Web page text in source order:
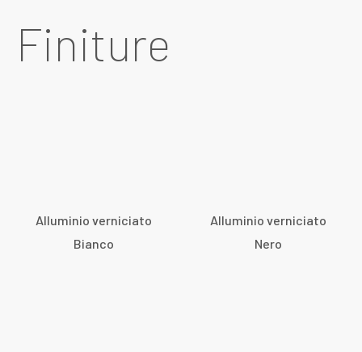
Finiture
Alluminio verniciato
Bianco
Alluminio verniciato
Nero